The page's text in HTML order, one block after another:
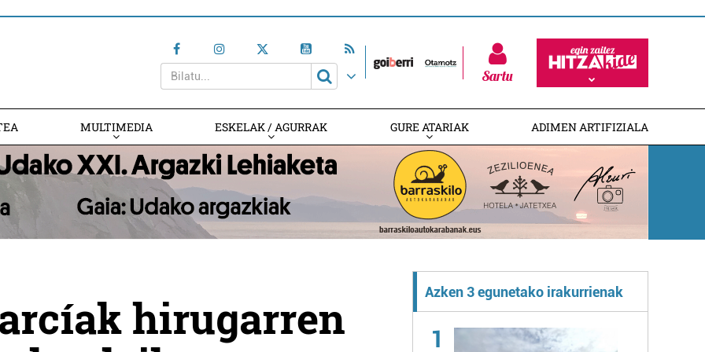
Sartu
MULTIMEDIA ESKELAK / AGURRAK GURE ATARIAK ADIMEN ARTIFIZIALA
hirugarren
Azken 3 egunetako irakurrienak
1